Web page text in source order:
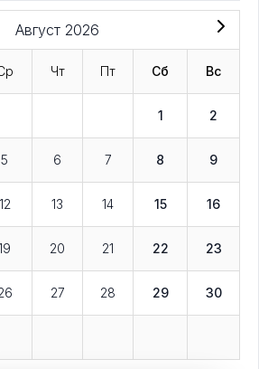
Август 2026
Чт Пт Сб Вс
1 2
5 6 7 8 9
12 13 14 15 16
20 21 22 23
27 28 29 30